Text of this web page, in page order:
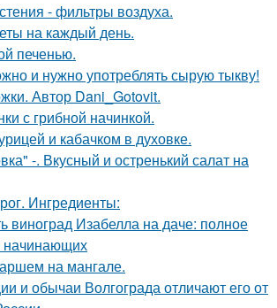
- фильтры воздуха.
на каждый день.
печенью.
и нужно употреблять сырую тыкву!
Автор Dani_Gotovit.
с грибной начинкой.
и кабачком в духовке.
-. Вкусный и остренький салат на
Ингредиенты:
виноград Изабелла на даче: полное
начинающих
на мангале.
и обычаи Волгограда отличают его от